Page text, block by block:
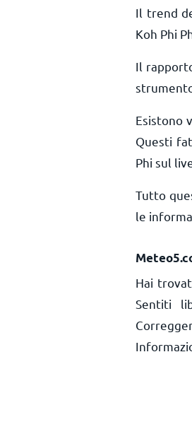
Il trend
Koh Phi
Il
Esistono
Questi
Phi sul
Tutto
le
Hai
Sentiti